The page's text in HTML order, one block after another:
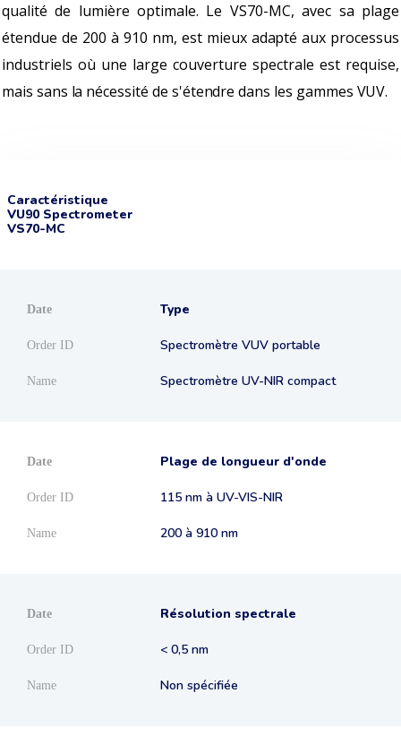
qualité de lumière optimale. Le VS70-MC, avec sa plage
étendue de 200 à 910 nm, est mieux adapté aux processus
industriels où une large couverture spectrale est requise,
mais sans la nécessité de s'étendre dans les gammes VUV.
Caractéristique
VU90 Spectrometer
VS70-MC
Type
Spectromètre VUV portable
Spectromètre UV-NIR compact
Plage de longueur d'onde
115 nm à UV-VIS-NIR
200 à 910 nm
Résolution spectrale
< 0,5 nm
Non spécifiée